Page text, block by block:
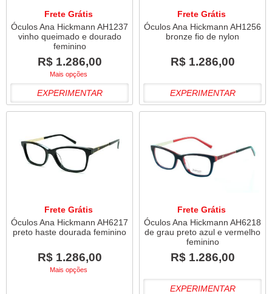
Frete Grátis
Óculos Ana Hickmann AH1237
vinho queimado e dourado
feminino
R$ 1.286,00
Mais opções
EXPERIMENTAR
Frete Grátis
Óculos Ana Hickmann AH1256
bronze fio de nylon
R$ 1.286,00
EXPERIMENTAR
Frete Grátis
Óculos Ana Hickmann AH6217
preto haste dourada feminino
R$ 1.286,00
Mais opções
Frete Grátis
Óculos Ana Hickmann AH6218
de grau preto azul e vermelho
feminino
R$ 1.286,00
EXPERIMENTAR